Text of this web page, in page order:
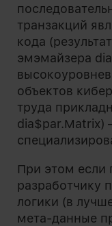
транзакций
кода
эмэмайзера
объектов
труда
dia$par.Matrix)
При этом если
разработчику
логики (в
мета-данные